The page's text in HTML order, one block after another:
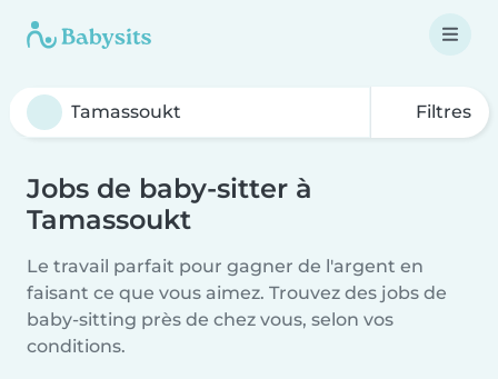
Filtres
Jobs de baby-sitter à
Tamassoukt
Le travail parfait pour gagner de l'argent en
faisant ce que vous aimez. Trouvez des jobs de
baby-sitting près de chez vous, selon vos
conditions.